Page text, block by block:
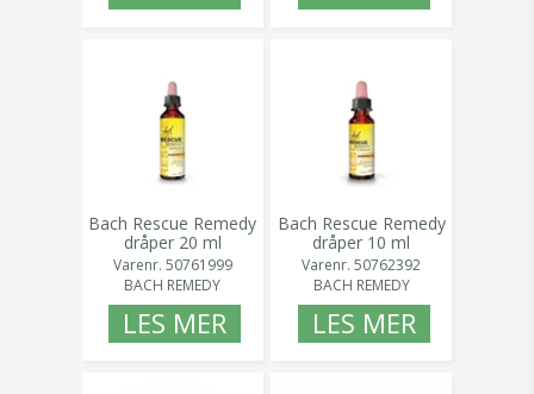
Bach Rescue Remedy
dråper 20 ml
Varenr. 50761999
BACH REMEDY
LES MER
Bach Rescue Remedy
dråper 10 ml
Varenr. 50762392
BACH REMEDY
LES MER